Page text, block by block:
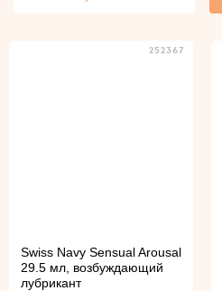
252367
Swiss Navy Sensual Arousal
29.5 мл, возбуждающий
лубрикант